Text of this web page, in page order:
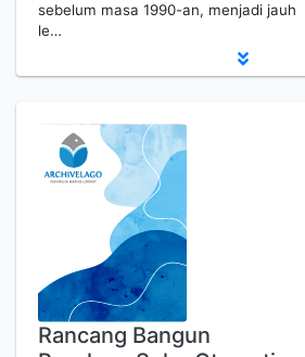
sebelum masa 1990-an, menjadi jauh
le…
Rancang Bangun